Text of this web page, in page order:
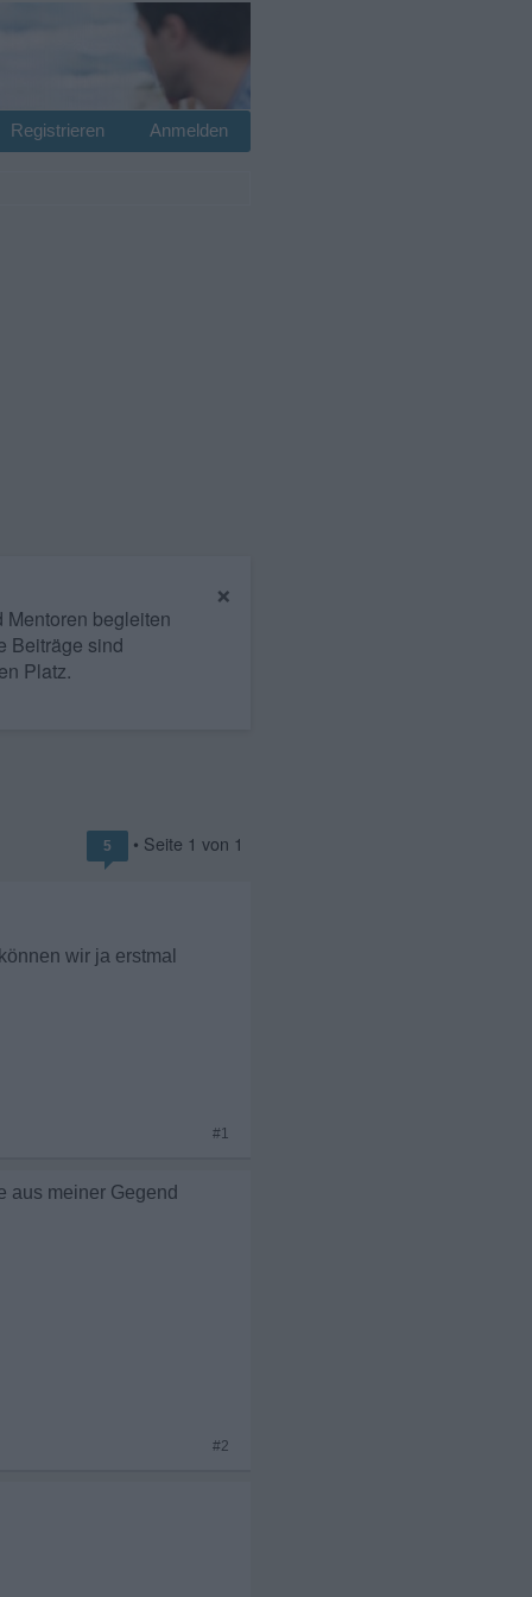
Anmelden
Registrieren
×
begleiten
Beiträge sind
Platz.
5 • Seite 1 von 1
wir ja erstmal
#1
aus meiner Gegend
#2